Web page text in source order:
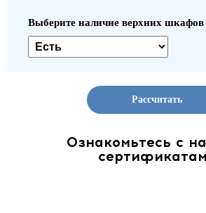
Выберите наличие верхних шкафов
Рассчитать
Ознакомьтесь с